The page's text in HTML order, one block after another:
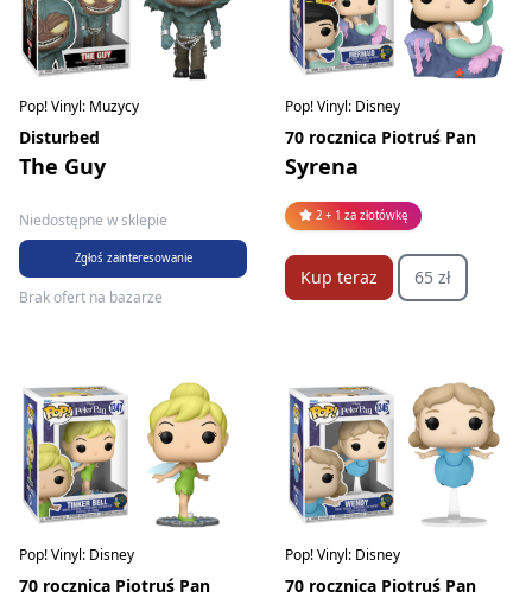
Pop! Vinyl: Muzycy
Disturbed
The Guy
Niedostępne w sklepie
Zgłoś zainteresowanie
Brak ofert na bazarze
Pop! Vinyl: Disney
70 rocznica Piotruś Pan
Syrena
2 + 1 za złotówkę
Kup teraz 65 zł
Pop! Vinyl: Disney
70 rocznica Piotruś Pan
Pop! Vinyl: Disney
70 rocznica Piotruś Pan